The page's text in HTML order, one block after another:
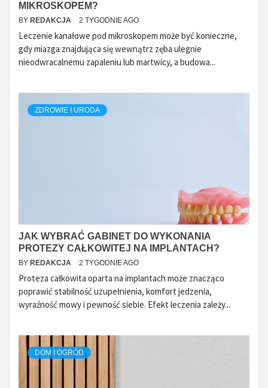
MIKROSKOPEM?
BY REDAKCJA 2 TYGODNIE AGO
Leczenie kanałowe pod mikroskopem może być konieczne,
gdy miazga znajdująca się wewnątrz zęba ulegnie
nieodwracalnemu zapaleniu lub martwicy, a budowa...
ZDROWIE I URODA
JAK WYBRAĆ GABINET DO WYKONANIA
PROTEZY CAŁKOWITEJ NA IMPLANTACH?
BY REDAKCJA 2 TYGODNIE AGO
Proteza całkowita oparta na implantach może znacząco
poprawić stabilność uzupełnienia, komfort jedzenia,
wyraźność mowy i pewność siebie. Efekt leczenia zależy...
DOM I OGRÓD